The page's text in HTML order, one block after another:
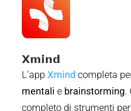
𝗫𝗺𝗶𝗻𝗱
L’app Xmind completa
mentali e brainstorming.
completo di strumenti